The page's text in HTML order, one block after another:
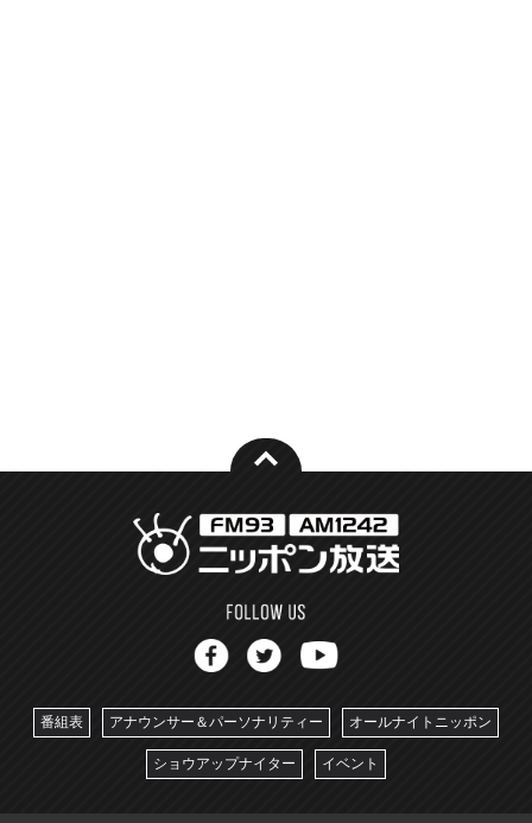
番組表 アナウンサー＆パーソナリティー オールナイトニッポン
ショウアップナイター イベント